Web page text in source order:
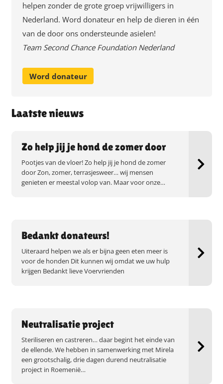
helpen zonder de grote groep vrijwilligers in
Nederland. Word donateur en help de dieren in één
van de door ons ondersteunde asielen!
Team Second Chance Foundation Nederland
Word donateur
Laatste nieuws
Zo help jij je hond de zomer door
Pootjes van de vloer! Zo help jij je hond de zomer
door Zon, zomer, terrasjesweer… wij mensen
genieten er meestal volop van. Maar voor onze…
Bedankt donateurs!
Uiteraard helpen we als er bijna geen eten meer is
voor de honden Dit kunnen wij omdat we uw hulp
krijgen Bedankt lieve Voervrienden
Neutralisatie project
Steriliseren en castreren… daar begint het einde van
de ellende. We hebben in samenwerking met Mirela
een grootschalig, drie dagen durend neutralisatie
project in Roemenië…